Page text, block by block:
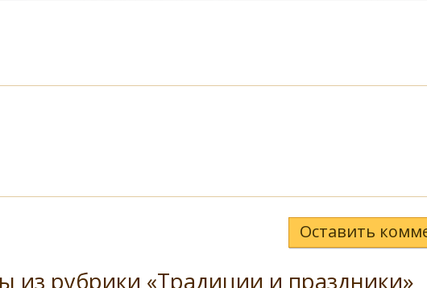
Оставить
из рубрики «Традиции и праздники»